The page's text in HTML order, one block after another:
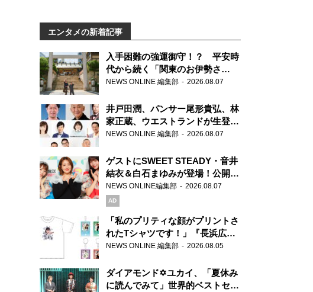
エンタメの新着記事
入手困難の強運御守！？ 平安時
代から続く「関東のお伊勢さ
ま」、芝大神宮にてランパンプス
NEWS ONLINE 編集部 2026.08.07
井戸田潤、パンサー尾形貴弘、林
家正蔵、ウエストランドが生登
場！『ラジオビバリー昼ズ』
NEWS ONLINE 編集部 2026.08.07
ゲストにSWEET STEADY・音井
結衣＆白石まゆみが登場！公開収
録で素顔全開！
NEWS ONLINE編集部 2026.08.07
AD
「私のプリティな顔がプリントさ
れたTシャツです！」『長浜広奈
天下無双』初の番組グッズ発売
NEWS ONLINE 編集部 2026.08.05
ダイアモンド✡ユカイ、「夏休み
に読んでみて」世界的ベストセラ